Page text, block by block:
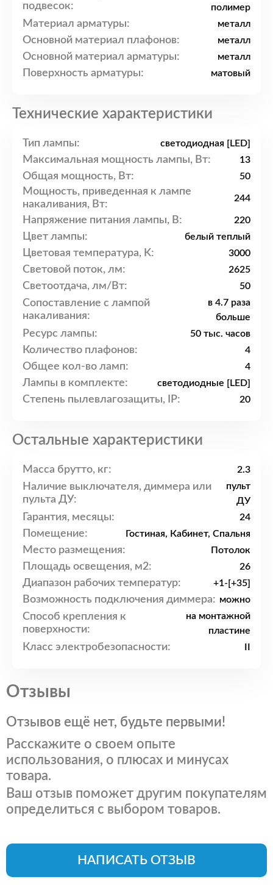
подвесок:
полимер
Материал арматуры: металл
Основной материал плафонов: металл
Основной материал арматуры: металл
Поверхность арматуры: матовый
Технические характеристики
Тип лампы: светодиодная [LED]
Максимальная мощность лампы, Вт: 13
Общая мощность, Вт: 50
Мощность, приведенная к лампе
накаливания, Вт:
244
Напряжение питания лампы, В: 220
Цвет лампы: белый теплый
Цветовая температура, K: 3000
Световой поток, лм: 2625
Светоотдача, лм/Вт: 50
Сопоставление с лампой
накаливания:
в 4.7 раза
больше
Ресурс лампы: 50 тыс. часов
Количество плафонов: 4
Общее кол-во ламп: 4
Лампы в комплекте: светодиодные [LED]
Степень пылевлагозащиты, IP: 20
Остальные характеристики
Масса брутто, кг: 2.3
Наличие выключателя, диммера или
пульта ДУ:
пульт
ДУ
Гарантия, месяцы: 24
Помещение: Гостиная, Кабинет, Спальня
Место размещения: Потолок
Площадь освещения, м2: 26
Диапазон рабочих температур: +1-[+35]
Возможность подключения диммера: можно
Способ крепления к
поверхности:
на монтажной
пластине
Класс электробезопасности:
Отзывы
Отзывов ещё нет, будьте первыми!
Расскажите о своем опыте
использования, о плюсах и минусах
товара.
Ваш отзыв поможет другим покупателям
определиться с выбором товаров.
НАПИСАТЬ ОТЗЫВ